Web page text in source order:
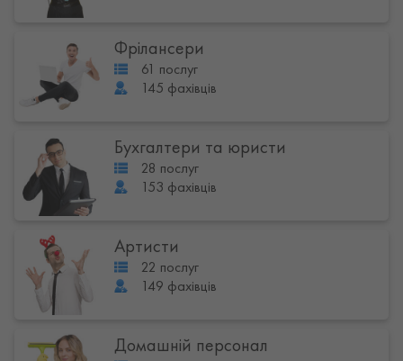
Фрілансери
61 послуг
145 фахівців
Бухгалтери та юристи
28 послуг
153 фахівців
Артисти
22 послуг
149 фахівців
Домашній персонал